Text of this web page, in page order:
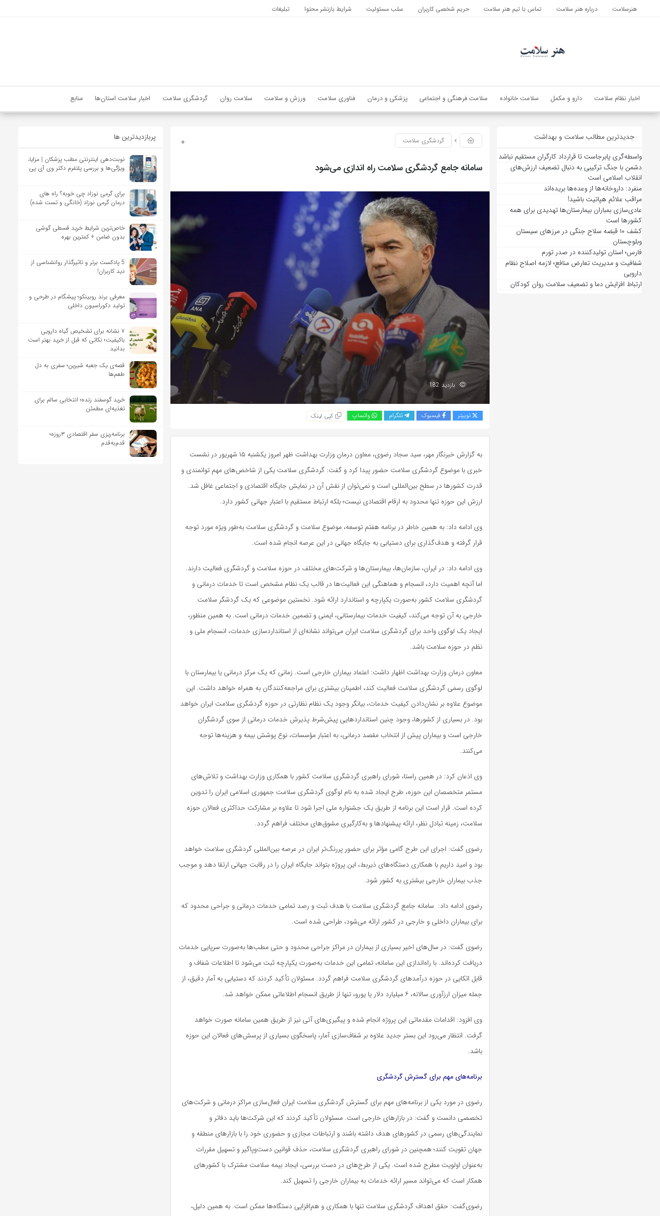
هنرسلامت درباره هنر سلامت تماس با تیم هنر سلامت حریم شخصی کاربران سلب مسئولیت شرایط بازنشر محتوا تبلیغات
اخبار نظام سلامت دارو و مکمل سلامت خانواده سلامت فرهنگی و اجتماعی پزشکی و درمان فناوری سلامت ورزش و سلامت سلامت روان گردشگری سلامت اخبار سلامت استان‌ها منابع
جدیدترین مطالب سلامت و بهداشت
واسطه‌گری پابرجاست تا قرارداد کارگران مستقیم نباشد
دشمن با جنگ ترکیبی به دنبال تضعیف ارزش‌های
انقلاب اسلامی است
منفرد: داروخانه‌ها از وعده‌ها بریده‌اند
مراقب علائم هپاتیت باشید!
عادی‌سازی بمباران بیمارستان‌ها تهدیدی برای همه
کشورها است
کشف ۱۰ قبضه سلاح جنگی در مرزهای سیستان
وبلوچستان
فارس؛ استان تولیدکننده در صدر تورم
شفافیت و مدیریت تعارض منافع؛ لازمه اصلاح نظام
دارویی
ارتباط افزایش دما و تضعیف سلامت روان کودکان
0 گردشگری سلامت
سامانه جامع گردشگری سلامت راه اندازی می‌شود
بازدید 182
توییتر فیسبوک تلگرام واتساپ کپی لینک
به گزارش خبرنگار مهر، سید سجاد رضوی، معاون درمان وزارت بهداشت ظهر امروز یکشنبه ۱۵ شهریور در نشست
خبری با موضوع گردشگری سلامت حضور پیدا کرد و گفت: گردشگری سلامت یکی از شاخص‌های مهم توانمندی و
قدرت کشورها در سطح بین‌المللی است و نمی‌توان از نقش آن در نمایش جایگاه اقتصادی و اجتماعی غافل شد.
ارزش این حوزه تنها محدود به ارقام اقتصادی نیست؛ بلکه ارتباط مستقیم با اعتبار جهانی کشور دارد.
وی ادامه داد: به همین خاطر در برنامه هفتم توسعه، موضوع سلامت و گردشگری سلامت به‌طور ویژه مورد توجه
قرار گرفته و هدف‌گذاری برای دستیابی به جایگاه جهانی در این عرصه انجام شده است.
وی ادامه داد: در ایران، سازمان‌ها، بیمارستان‌ها و شرکت‌های مختلف در حوزه سلامت و گردشگری فعالیت دارند.
اما آنچه اهمیت دارد، انسجام و هماهنگی این فعالیت‌ها در قالب یک نظام مشخص است تا خدمات درمانی و
گردشگری سلامت کشور به‌صورت یکپارچه و استاندارد ارائه شود. نخستین موضوعی که یک گردشگر سلامت
خارجی به آن توجه می‌کند، کیفیت خدمات بیمارستانی، ایمنی و تضمین خدمات درمانی است. به همین منظور،
ایجاد یک لوگوی واحد برای گردشگری سلامت ایران می‌تواند نشانه‌ای از استانداردسازی خدمات، انسجام ملی و
نظم در حوزه سلامت باشد.
معاون درمان وزارت بهداشت اظهار داشت: اعتماد بیماران خارجی است. زمانی که یک مرکز درمانی یا بیمارستان با
لوگوی رسمی گردشگری سلامت فعالیت کند، اطمینان بیشتری برای مراجعه‌کنندگان به همراه خواهد داشت. این
موضوع علاوه بر نشان‌دادن کیفیت خدمات، بیانگر وجود یک نظام نظارتی در حوزه گردشگری سلامت ایران خواهد
بود. در بسیاری از کشورها، وجود چنین استانداردهایی پیش‌شرط پذیرش خدمات درمانی از سوی گردشگران
خارجی است و بیماران پیش از انتخاب مقصد درمانی، به اعتبار مؤسسات، نوع پوشش بیمه و هزینه‌ها توجه
می‌کنند.
وی اذعان کرد: در همین راستا، شورای راهبری گردشگری سلامت کشور با همکاری وزارت بهداشت و تلاش‌های
مستمر متخصصان این حوزه، طرح ایجاد شده به نام لوگوی گردشگری سلامت جمهوری اسلامی ایران را تدوین
کرده است. قرار است این برنامه از طریق یک جشنواره ملی اجرا شود تا علاوه بر مشارکت حداکثری فعالان حوزه
سلامت، زمینه تبادل نظر، ارائه پیشنهادها و به‌کارگیری مشوق‌های مختلف فراهم گردد.
رضوی گفت: اجرای این طرح گامی مؤثر برای حضور پررنگ‌تر ایران در عرصه بین‌المللی گردشگری سلامت خواهد
بود و امید داریم با همکاری دستگاه‌های ذیربط، این پروژه بتواند جایگاه ایران را در رقابت جهانی ارتقا دهد و موجب
جذب بیماران خارجی بیشتری به کشور شود.
رضوی ادامه داد: سامانه جامع گردشگری سلامت با هدف ثبت و رصد تمامی خدمات درمانی و جراحی محدود که
برای بیماران داخلی و خارجی در کشور ارائه می‌شود، طراحی شده است.
رضوی گفت: در سال‌های اخیر بسیاری از بیماران در مراکز جراحی محدود و حتی مطب‌ها به‌صورت سرپایی خدمات
دریافت کرده‌اند. با راه‌اندازی این سامانه، تمامی این خدمات به‌صورت یکپارچه ثبت می‌شود تا اطلاعات شفاف و
قابل اتکایی در حوزه درآمدهای گردشگری سلامت فراهم گردد. مسئولان تأکید کردند که دستیابی به آمار دقیق، از
جمله میزان ارزآوری سالانه، ۶ میلیارد دلار یا یورو، تنها از طریق انسجام اطلاعاتی ممکن خواهد شد.
وی افزود: اقدامات مقدماتی این پروژه انجام شده و پیگیری‌های آتی نیز از طریق همین سامانه صورت خواهد
گرفت. انتظار می‌رود این بستر جدید علاوه بر شفاف‌سازی آمار، پاسخگوی بسیاری از پرسش‌های فعالان این حوزه
باشد.
برنامه‌های مهم برای گسترش گردشگری
رضوی در مورد یکی از برنامه‌های مهم برای گسترش گردشگری سلامت ایران فعال‌سازی مراکز درمانی و شرکت‌های
تخصصی دانست و گفت: در بازارهای خارجی است. مسئولان تأکید کردند که این شرکت‌ها باید دفاتر و
نمایندگی‌های رسمی در کشورهای هدف داشته باشند و ارتباطات مجازی و حضوری خود را با بازارهای منطقه و
جهان تقویت کنند؛ همچنین در شورای راهبری گردشگری سلامت، حذف قوانین دست‌وپاگیر و تسهیل مقررات
به‌عنوان اولویت مطرح شده است. یکی از طرح‌های در دست بررسی، ایجاد بیمه سلامت مشترک با کشورهای
همکار است که می‌تواند مسیر ارائه خدمات به بیماران خارجی را تسهیل کند.
رضوی‌گفت: حقق اهداف گردشگری سلامت تنها با همکاری و هم‌افزایی دستگاه‌ها ممکن است. به همین دلیل،
پربازدیدترین ها
نوبت‌دهی اینترنتی مطب پزشکان | مزایا،
ویژگی‌ها و بررسی پلتفرم دکتر وی آی پی
برای گرمی نوزاد چی خوبه؟ راه های
درمان گرمی نوزاد (خانگی و تست شده)
خاص‌ترین شرایط خرید قسطی گوشی
بدون ضامن + کمترین بهره
5 پادکست برتر و تاثیرگذار روانشناسی از
دید کاربران!
معرفی برند روبینکو؛ پیشگام در طرحی و
تولید دکوراسیون داخلی
۷ نشانه برای تشخیص گیاه دارویی
باکیفیت؛ نکاتی که قبل از خرید بهتر است
بدانید
قصه‌ی یک جعبه شیرین؛ سفری به دل
طعم‌ها
خرید گوسفند زنده؛ انتخابی سالم برای
تغذیه‌ای مطمئن
برنامه‌ریزی سفر اقتصادیِ ۳روزه؛
قدم‌به‌قدم